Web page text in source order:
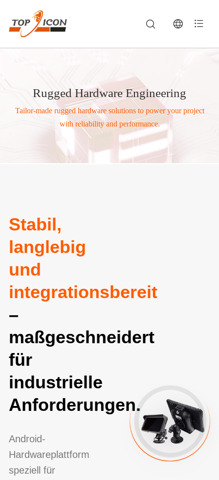
Rugged Hardware Engineering
Tailor-made rugged hardware solutions to power your project
with reliability and performance.
Stabil,
langlebig
und
integrationsbereit
–
maßgeschneidert
für
industrielle
Anforderungen.
Android-
Hardwareplattform
speziell für